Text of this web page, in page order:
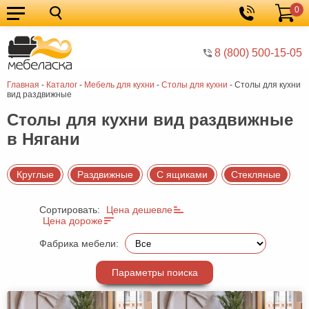
8 (800) 500-15-05
Корзина
0
Главная - Каталог - Мебель для кухни - Cтолы для кухни - Cтолы для кухни
вид раздвижные
Кухонные
гарнитуры
Мебель
для
кухни
Мебель
для
спальни
Кровати
Шкафы
Диваны
Мягкая
мебель
Детская
мебель
Мебель
Cтолы для кухни вид раздвижные
в Нягани
Круглые Раздвижные С ящиками Стекляные
Сортировать:
Цена дешевле
Цена дороже
Фабрика мебели:
Параметры поиска